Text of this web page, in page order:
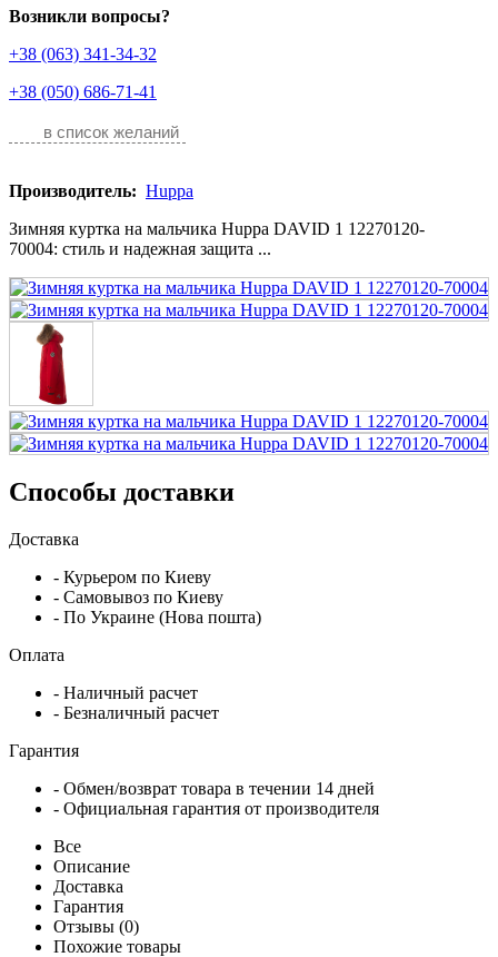
Возникли вопросы?
+38 (063) 341-34-32
+38 (050) 686-71-41
в список желаний
Производитель: Huppa
Зимняя куртка на мальчика Huppa DAVID 1 12270120-
70004: cтиль и надежная защита ...
Способы доставки
Доставка
- Курьером по Киеву
- Самовывоз по Киеву
- По Украине (Нова пошта)
Оплата
- Наличный расчет
- Безналичный расчет
Гарантия
- Обмен/возврат товара в течении 14 дней
- Официальная гарантия от производителя
Все
Описание
Доставка
Гарантия
Отзывы (0)
Похожие товары